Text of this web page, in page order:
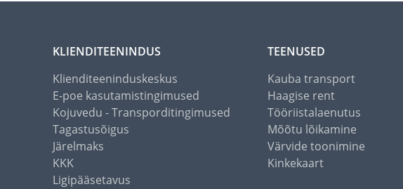
KLIENDITEENINDUS
Klienditeeninduskeskus
E-poe kasutamistingimused
Kojuvedu - Transporditingimused
Tagastusõigus
Järelmaks
KKK
Ligipääsetavus
TEENUSED
Kauba transport
Haagise rent
Tööriistalaenutus
Mõõtu lõikamine
Värvide toonimine
Kinkekaart